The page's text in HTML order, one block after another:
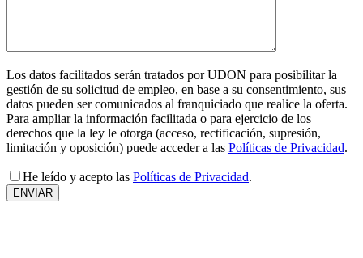
Los datos facilitados serán tratados por UDON para posibilitar la
gestión de su solicitud de empleo, en base a su consentimiento, sus
datos pueden ser comunicados al franquiciado que realice la oferta.
Para ampliar la información facilitada o para ejercicio de los
derechos que la ley le otorga (acceso, rectificación, supresión,
limitación y oposición) puede acceder a las Políticas de Privacidad.
He leído y acepto las Políticas de Privacidad.